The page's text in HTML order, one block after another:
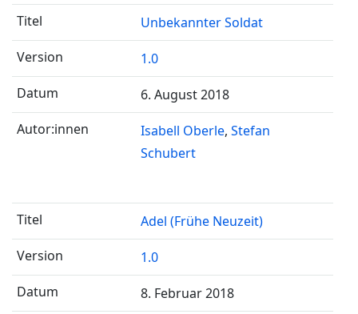
Unbekannter Soldat
1.0
6. August 2018
Isabell Oberle Stefan
Schubert
Adel (Frühe Neuzeit)
1.0
8. Februar 2018